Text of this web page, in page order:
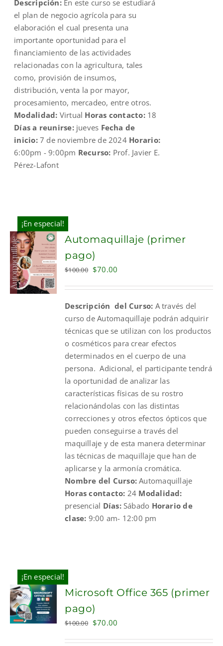
$109.00.$70.00.
Descripción:En este curso se estudiará
el plan de negocio agrícola para su
elaboración el cual presenta una
importante oportunidad para el
financiamiento de las actividades
relacionadas con la agricultura, tales
como, provisión de insumos,
distribución, venta la por mayor,
procesamiento, mercadeo, entre otros.
Modalidad: Virtual Horas contacto:18
Días a reunirse: jueves Fecha de
inicio: 7 de noviembre de 2024 Horario:
6:00pm - 9:00pm Recurso: Prof. Javier E.
Pérez-Lafont
¡En especial!
CART
Automaquillaje (primer
pago)
$100.00 Original
$100.00.
$70.00
$70.00.
Descripción del Curso: A través del
curso de Automaquillaje podrán adquirir
técnicas que se utilizan con los productos
o cosméticos para crear efectos
determinados en el cuerpo de una
persona. Adicional, el participante tendrá
la oportunidad de analizar las
características físicas de su rostro
relacionándolas con las distintas
correcciones y otros efectos ópticos que
pueden conseguirse a través del
maquillaje y de esta manera determinar
las técnicas de maquillaje que han de
aplicarse y la armonía cromática.
Nombre del Curso:Automaquillaje
Horas contacto: 24 Modalidad:
presencial Días:Sábado Horario de
clase: 9:00 am- 12:00 pm
¡En especial!
BUY
Microsoft Office 365 (primer
pago)
$100.00 Original
$70.00